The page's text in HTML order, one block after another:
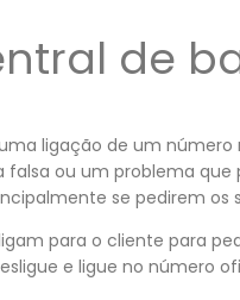
de
ligação de um
ou um problema
se pedirem os
para o cliente para
e ligue no número